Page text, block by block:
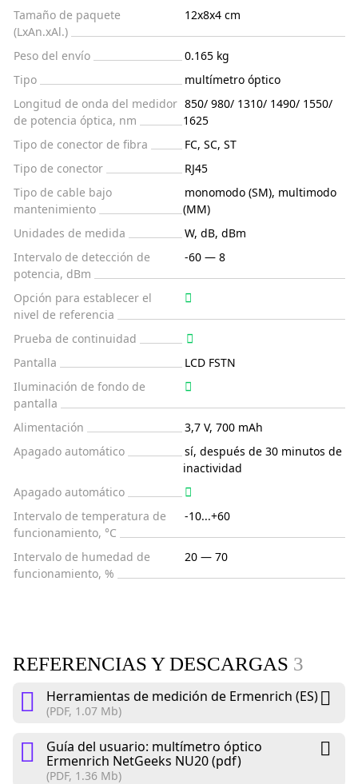
Tamaño de paquete
(LxAn.xAl.)
12x8x4 cm
Peso del envío
0.165 kg
Tipo
multímetro óptico
Longitud de onda del medidor
de potencia óptica, nm
850/ 980/ 1310/ 1490/ 1550/
1625
Tipo de conector de fibra
FC, SC, ST
Tipo de conector
RJ45
Tipo de cable bajo
mantenimiento
monomodo (SM), multimodo
(MM)
Unidades de medida
W, dB, dBm
Intervalo de detección de
potencia, dBm
-60 — 8
Opción para establecer el
nivel de referencia
Prueba de continuidad
Pantalla
LCD FSTN
Iluminación de fondo de
pantalla
Alimentación
3,7 V, 700 mAh
Apagado automático
sí, después de 30 minutos de
inactividad
Apagado automático
Intervalo de temperatura de
funcionamiento, °C
-10...+60
Intervalo de humedad de
funcionamiento, %
20 — 70
REFERENCIAS Y DESCARGAS 3
Herramientas de medición de Ermenrich (ES)
(PDF, 1.07 Mb)
Guía del usuario: multímetro óptico
Ermenrich NetGeeks NU20 (pdf)
(PDF, 1.36 Mb)